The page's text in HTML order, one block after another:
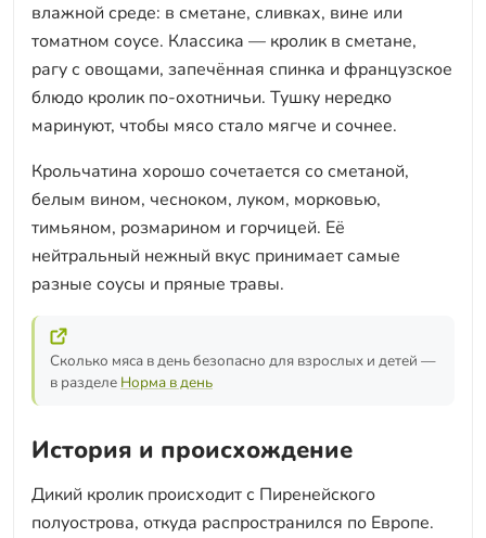
влажной среде: в сметане, сливках, вине или
томатном соусе. Классика — кролик в сметане,
рагу с овощами, запечённая спинка и французское
блюдо кролик по-охотничьи. Тушку нередко
маринуют, чтобы мясо стало мягче и сочнее.
Крольчатина хорошо сочетается со сметаной,
белым вином, чесноком, луком, морковью,
тимьяном, розмарином и горчицей. Её
нейтральный нежный вкус принимает самые
разные соусы и пряные травы.
Сколько мяса в день безопасно для взрослых и детей —
в разделе Норма в день
История и происхождение
Дикий кролик происходит с Пиренейского
полуострова, откуда распространился по Европе.